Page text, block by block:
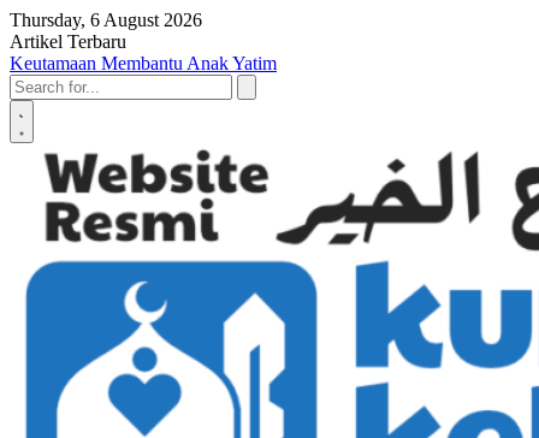
Skip to content
Thursday, 6 August 2026
Artikel Terbaru
Penyerahan SK LAZ Kunci Kebaikan OKU Timur, Tonggak Baru
Penguatan Pelayanan Umat